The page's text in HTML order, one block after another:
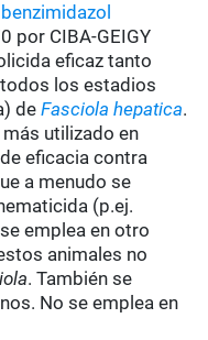
benzimidazol
por CIBA-GEIGY
eficaz tanto
los estadios
deFasciola hepatica.
utilizado en
eficacia contra
a menudo se
(p.ej.
emplea en otro
animales no
. También se
No se emplea en